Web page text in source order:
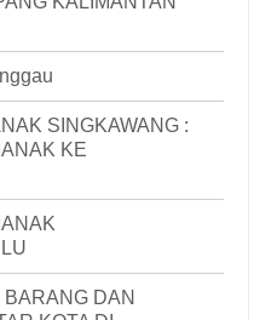
SINGKAWANG :
KE
DAN